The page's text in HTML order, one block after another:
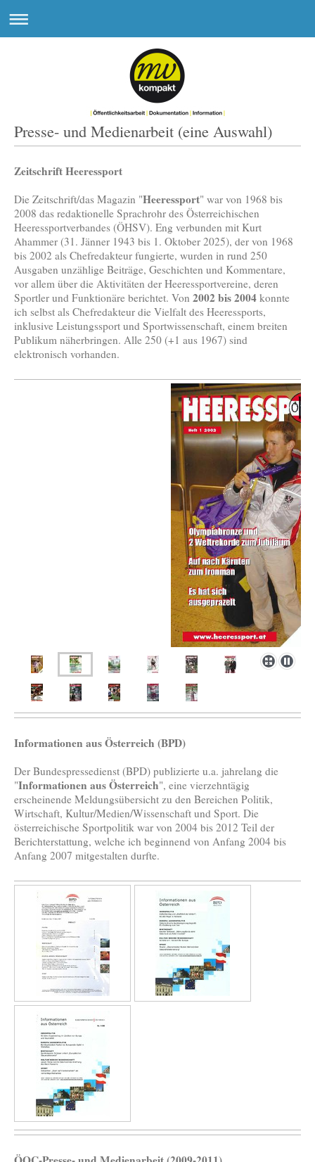
Presse- und Medienarbeit (eine Auswahl)
Zeitschrift Heeressport
Die Zeitschrift/das Magazin "Heeressport" war von 1968 bis
2008 das redaktionelle Sprachrohr des Österreichischen
Heeressportverbandes (ÖHSV). Eng verbunden mit Kurt
Ahammer (31. Jänner 1943 bis 1. Oktober 2025), der von 1968
bis 2002 als Chefredakteur fungierte, wurden in rund 250
Ausgaben unzählige Beiträge, Geschichten und Kommentare,
vor allem über die Aktivitäten der Heeressportvereine, deren
Sportler und Funktionäre berichtet. Von 2002 bis 2004 konnte
ich selbst als Chefredakteur die Vielfalt des Heeressports,
inklusive Leistungssport und Sportwissenschaft, einem breiten
Publikum näherbringen. Alle 250 (+1 aus 1967) sind
elektronisch vorhanden.
Informationen aus Österreich (BPD)
Der Bundespressedienst (BPD) publizierte u.a. jahrelang die
"Informationen aus Österreich", eine vierzehntägig
erscheinende Meldungsübersicht zu den Bereichen Politik,
Wirtschaft, Kultur/Medien/Wissenschaft und Sport. Die
österreichische Sportpolitik war von 2004 bis 2012 Teil der
Berichterstattung, welche ich beginnend von Anfang 2004 bis
Anfang 2007 mitgestalten durfte.